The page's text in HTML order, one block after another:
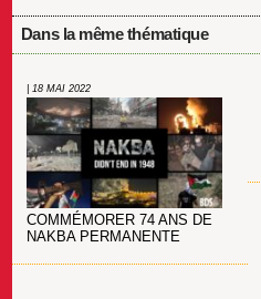
Dans la même thématique
| 18 MAI 2022
COMMÉMORER 74 ANS DE
NAKBA PERMANENTE